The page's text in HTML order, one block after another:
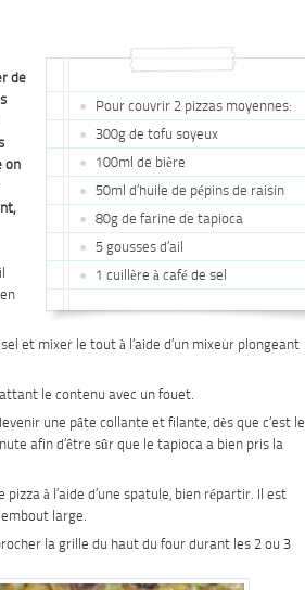
Pour couvrir 2 pizzas moyennes:
300g de tofu soyeux
100ml de bière
50ml d’huile de pépins de raisin
80g de farine de tapioca
5 gousses d’ail
1 cuillère à café de sel
de
on
et mixer le tout à l’aide d’un mixeur plongeant
le contenu avec un fouet.
une pâte collante et filante, dès que c’est le
afin d’être sûr que le tapioca a bien pris la
à l’aide d’une spatule, bien répartir. Il est
large.
la grille du haut du four durant les 2 ou 3